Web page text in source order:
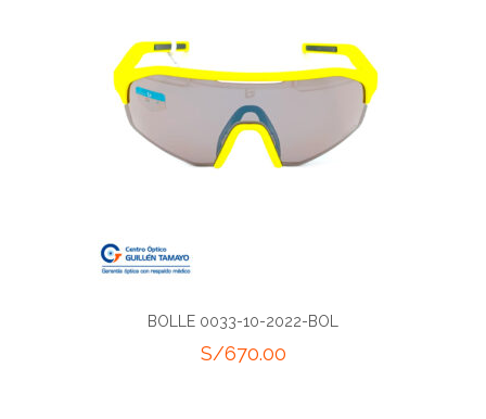
BOLLE 0033-10-2022-BOL
S/670.00